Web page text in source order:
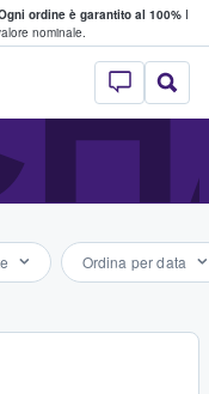
ordine è garantito al 100%I
nominale.
StubHub - Dove
Ordina per data